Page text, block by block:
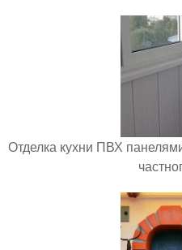
Отделка кухни ПВХ